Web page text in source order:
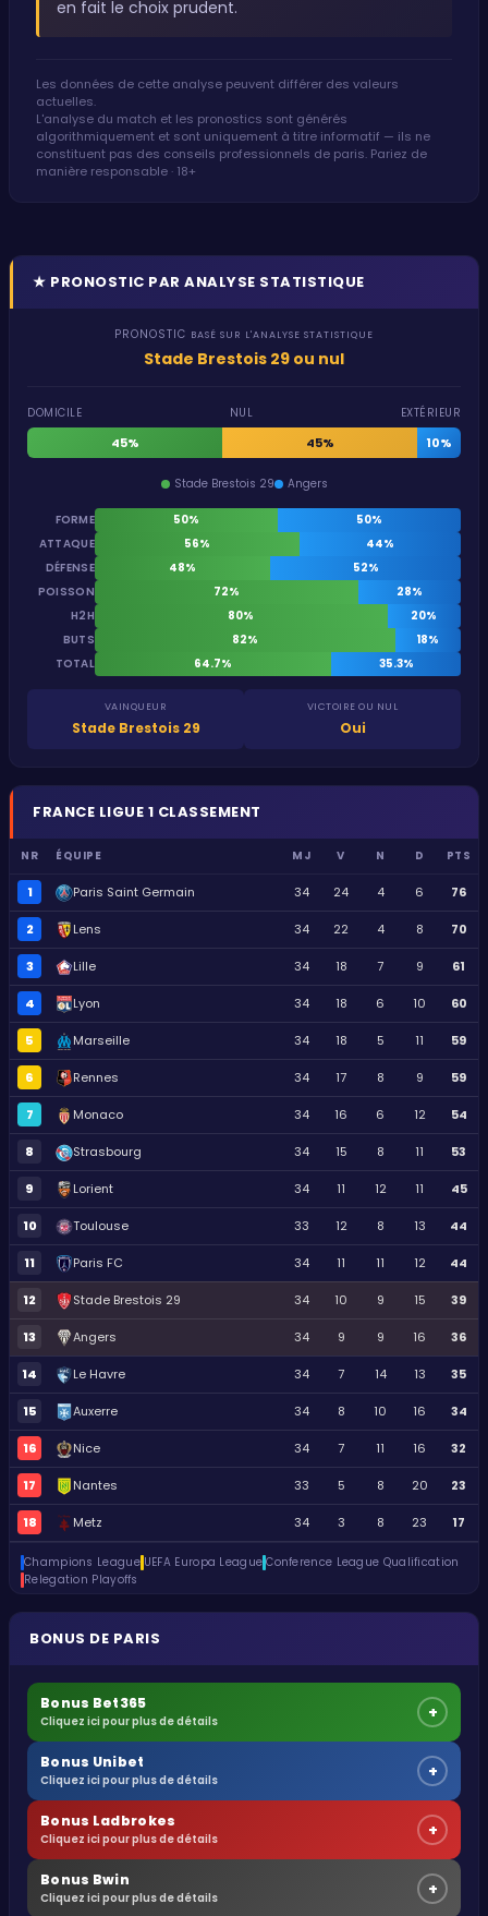
en fait le choix prudent.
Les données de cette analyse peuvent différer des valeurs
actuelles.
L'analyse du match et les pronostics sont générés
algorithmiquement et sont uniquement à titre informatif — ils ne
constituent pas des conseils professionnels de paris. Pariez de
manière responsable · 18+
★ PRONOSTIC PAR ANALYSE STATISTIQUE
PRONOSTIC BASÉ SUR L'ANALYSE STATISTIQUE
Stade Brestois 29 ou nul
DOMICILE NUL EXTÉRIEUR
45% 45% 10%
Stade Brestois 29 Angers
FORME 50%
50%
ATTAQUE
56%
44%
DÉFENSE
48%
52%
POISSON
72%
28%
H2H
80%
20%
BUTS
82%
18%
TOTAL
64.7% 35.3%
VAINQUEUR
Stade Brestois 29
VICTOIRE OU NUL
Oui
FRANCE LIGUE 1 CLASSEMENT
NR ÉQUIPE MJ V N D PTS
1 Paris Saint Germain 34 24 4 6 76
2 Lens 34 22 4 8 70
3 Lille 34 18 7 9 61
4 Lyon 34 18 6 10 60
5 Marseille 34 18 5 11 59
6 Rennes 34 17 8 9 59
7 Monaco 34 16 6 12 54
8 Strasbourg 34 15 8 11 53
9 Lorient 34 11 12 11 45
10 Toulouse 33 12 8 13 44
11 Paris FC 34 11 11 12 44
12 Stade Brestois 29 34 10 9 15 39
13 Angers 34 9 9 16 36
14 Le Havre 34 7 14 13 35
15 Auxerre 34 8 10 16 34
16 Nice 34 7 11 16 32
17 Nantes 33 5 8 20 23
18 Metz 34 3 8 23 17
Champions League UEFA Europa League Conference League Qualification
Relegation Playoffs
BONUS DE PARIS
Bonus Bet365
Cliquez ici pour plus de détails +
Bonus Unibet
Cliquez ici pour plus de détails +
Bonus Ladbrokes
Cliquez ici pour plus de détails +
Bonus Bwin
Cliquez ici pour plus de détails +